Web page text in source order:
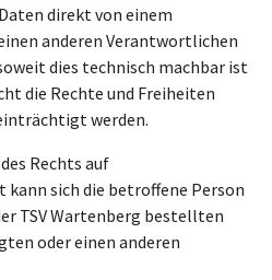
direkt von einem
anderen Verantwortlichen
dies technisch machbar ist
die Rechte und Freiheiten
werden.
Rechts auf
sich die betroffene Person
TSV Wartenberg bestellten
oder einen anderen